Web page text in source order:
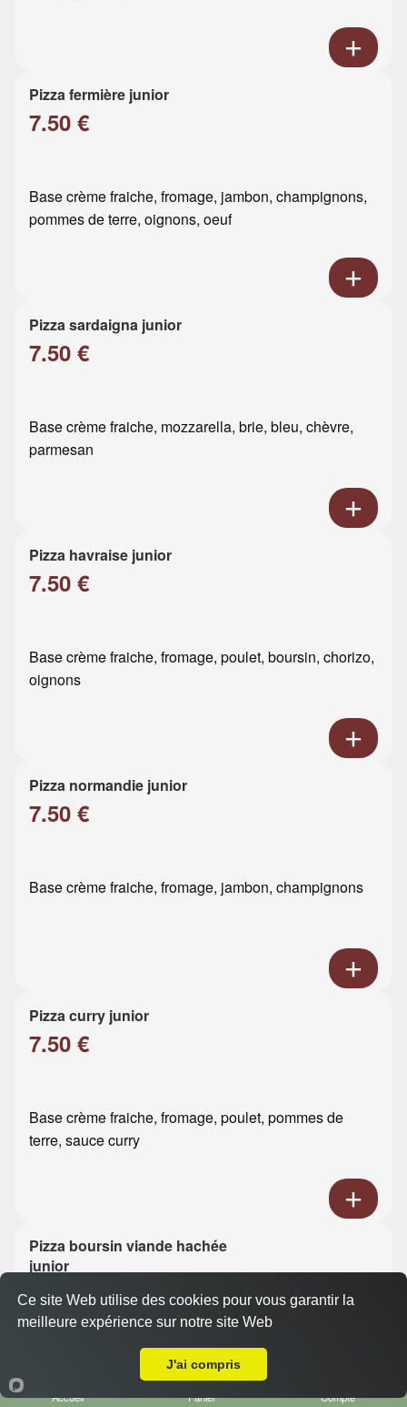
Pizza fermière junior
7.50 €
Base crème fraiche, fromage, jambon, champignons,
pommes de terre, oignons, oeuf
Pizza sardaigna junior
7.50 €
Base crème fraiche, mozzarella, brie, bleu, chèvre,
parmesan
Pizza havraise junior
7.50 €
Base crème fraiche, fromage, poulet, boursin, chorizo,
oignons
Pizza normandie junior
7.50 €
Base crème fraiche, fromage, jambon, champignons
Pizza curry junior
7.50 €
Base crème fraiche, fromage, poulet, pommes de
terre, sauce curry
Pizza boursin viande hachée
junior
7.50 €
Base crème fraiche, fromage, viande hachée, boursin
Accueil Panier Compte
Ce site Web utilise des cookies pour vous garantir la
meilleure expérience sur notre site Web
J'ai compris